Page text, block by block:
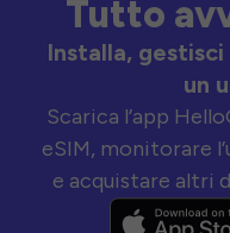
Tutto
Installa,
un
Scarica l’app
eSIM, monitorare
e acquistare altri